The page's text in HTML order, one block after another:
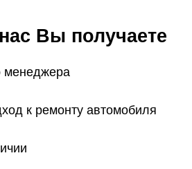
Вы получаете
менеджера
к ремонту автомобиля